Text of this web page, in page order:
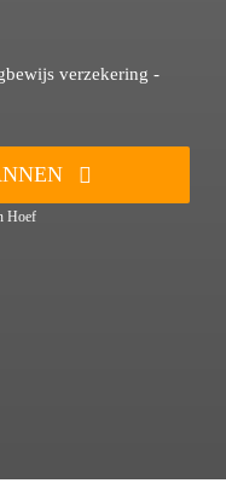
verzekering -
Hoef